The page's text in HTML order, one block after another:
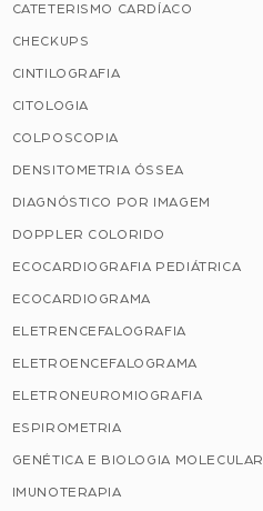
CATETERISMO CARDÍACO
CHECKUPS
CINTILOGRAFIA
CITOLOGIA
COLPOSCOPIA
DENSITOMETRIA ÓSSEA
DIAGNÓSTICO POR IMAGEM
DOPPLER COLORIDO
ECOCARDIOGRAFIA PEDIÁTRICA
ECOCARDIOGRAMA
ELETRENCEFALOGRAFIA
ELETROENCEFALOGRAMA
ELETRONEUROMIOGRAFIA
ESPIROMETRIA
GENÉTICA E BIOLOGIA MOLECULAR
IMUNOTERAPIA